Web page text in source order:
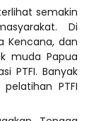
semakin
Di
Kencana, dan
muda Papua
PTFI. Banyak
PTFI